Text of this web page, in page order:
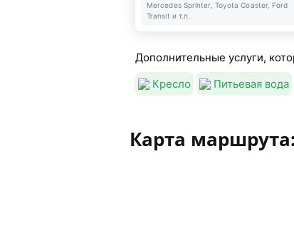
Mercedes Sprinter, Toyota Coaster, Ford
Transit и т.п.
Дополнительные услуги,
Кресло
Питьевая вода
Карта